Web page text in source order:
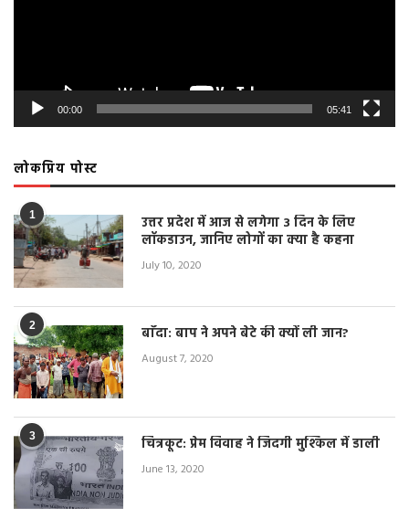
00:00 05:41
लोकप्रिय पोस्ट
1
उत्तर प्रदेश में आज से लगेगा 3 दिन के लिए
लॉकडाउन, जानिए लोगों का क्या है कहना
July 10, 2020
2 बाँदा: बाप ने अपने बेटे की क्यों ली जान?
August 7, 2020
3 चित्रकूट: प्रेम विवाह ने जिंदगी मुश्किल में डाली
June 13, 2020